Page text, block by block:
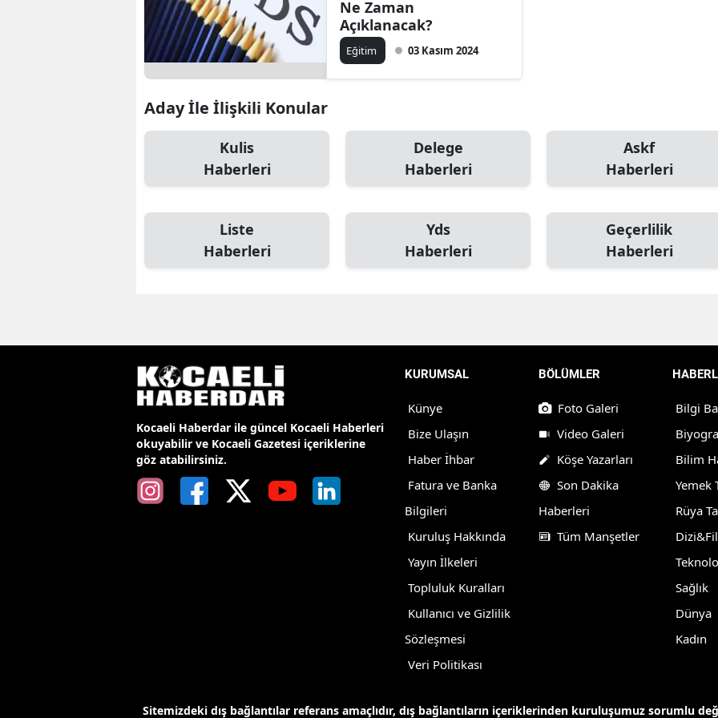
Ne Zaman
Açıklanacak?
Eğitim 03 Kasım 2024
Aday İle İlişkili Konular
Kulis
Haberleri
Delege
Haberleri
Askf
Haberleri
Liste
Haberleri
Yds
Haberleri
Geçerlilik
Haberleri
Kocaeli Haberdar ile güncel Kocaeli Haberleri
okuyabilir ve Kocaeli Gazetesi içeriklerine
göz atabilirsiniz.
KURUMSAL
Künye
Bize Ulaşın
Haber İhbar
Fatura ve Banka
Bilgileri
Kuruluş Hakkında
Yayın İlkeleri
Topluluk Kuralları
Kullanıcı ve Gizlilik
Sözleşmesi
Veri Politikası
BÖLÜMLER
Foto Galeri
Video Galeri
Köşe Yazarları
Son Dakika
Haberleri
Tüm Manşetler
Bilgi
Bilim
Yemek
Rüya
Sağlık
Dünya
Kadın
Sitemizdeki dış bağlantılar referans amaçlıdır, dış bağlantıların içeriklerinden kuruluşumuz sorumlu